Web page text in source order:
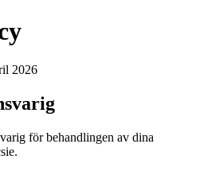
2026
för behandlingen av dina